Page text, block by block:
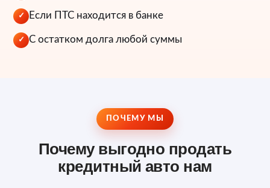
✓ Если ПТС находится в банке
✓ С остатком долга любой суммы
ПОЧЕМУ МЫ
Почему выгодно продать
кредитный авто нам